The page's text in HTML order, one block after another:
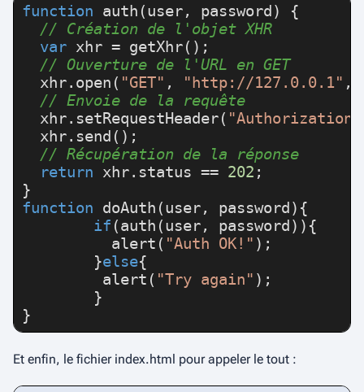
function auth (user, password) {
// Création de l'objet XHR
var xhr = getXhr();
// Ouverture de l'URL en GET
  xhr.
open ( "GET" , "http://127.0.0.1" ,
// Envoie de la requête
  xhr.
setRequestHeader( "Authorization"
  xhr.
send ();
// Récupération de la réponse
return xhr. status == 202 ;
function doAuth (user, password){
if (auth (user, password)){
alert ( "Auth OK!" );
	}
else{
alert ( "Try again" );
}
Et enfin, le fichier index.html pour appeler le tout :